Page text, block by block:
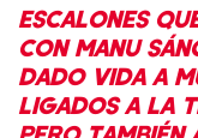
ESCALONES
CON MANU
DADO VIDA A
LIGADOS A LA